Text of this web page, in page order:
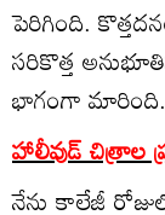
పెరిగింది.
సరికొత్త
భాగంగా మారింది.
హాలీవుడ్‌ చిత్రాల
నేను కాలేజీ